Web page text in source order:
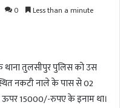
0 Less than a minute
थाना तुलसीपुर पुलिस को उस
नकटी नाले के पास से 02
ऊपर 15000/-रुपए के इनाम था।